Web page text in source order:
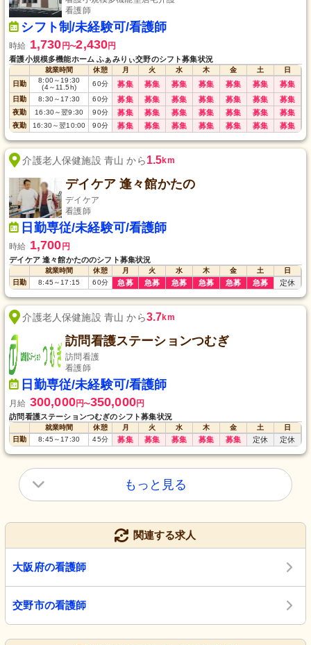
看護師
シフト制/未経験可/看護師
時給 1,730 円〜2,430円
看護小規模多機能ホーム ふぁみりぃ交野のシフト募集状況
就業時間 休憩 月 火 水 木 金 土
日
日勤
8:00～19:30
(4～11.5h) 60分 募集 募集 募集 募集 募集 募集 募集
日勤 8:30～17:30 60分 募集 募集 募集 募集 募集 募集 募集
夜勤 16:30～翌9:30 90分 募集 募集 募集 募集 募集 募集 募集
夜勤 16:30～翌10:00 90分 募集 募集 募集 募集 募集 募集 募集
介護老人保健施設 青山 から1.5km
デイケア 逢々館かたの
デイケア
看護師
日勤専従/未経験可/看護師
時給 1,700 円
デイケア 逢々館かたののシフト募集状況
就業時間 休憩 月 火 水 木 金 土
日
日勤
8:45 ～17:15 60分 急募 急募 急募 急募 急募 急募 定休
介護老人保健施設 青山 から3.7km
訪問看護ステーションつむぎ
訪問看護
看護師
日勤専従/未経験可/看護師
月給 300,000円〜350,000円
訪問看護ステーションつむぎのシフト募集状況
就業時間 休憩 月 火 水 木 金 土
日
日勤
8:45 ～17:30 45分 募集 募集 募集 募集 募集 定休 定休
もっと見る
関連する求人
大阪府の看護師
交野市の看護師